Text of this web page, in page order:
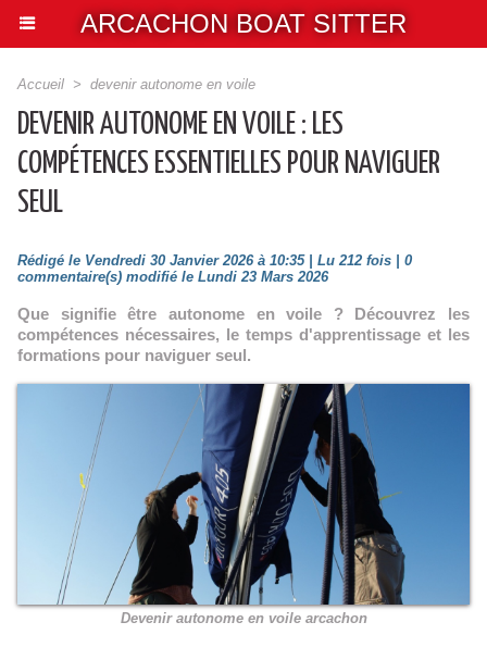
ARCACHON BOAT SITTER
Accueil > devenir autonome en voile
DEVENIR AUTONOME EN VOILE : LES
COMPÉTENCES ESSENTIELLES POUR NAVIGUER
SEUL
Rédigé le Vendredi 30 Janvier 2026 à 10:35 | Lu 212 fois | 0
commentaire(s) modifié le Lundi 23 Mars 2026
Que signifie être autonome en voile ? Découvrez les
compétences nécessaires, le temps d'apprentissage et les
formations pour naviguer seul.
Devenir autonome en voile arcachon